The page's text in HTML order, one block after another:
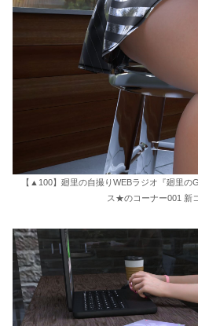
【▲100】廻里の自撮りWEBラジオ『廻里
ス★のコーナー001 新